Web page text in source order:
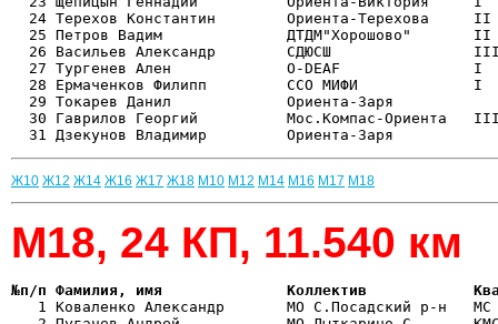
24 Терехов Константин        Ориента-Терехова
25 Петров Вадим              ДТДМ"Хорошово"
26 Васильев Александр        СДЮСШ
27 Тургенев Ален             O-DEAF
28 Ермаченков Филипп         ССО МИФИ
29 Токарев Данил             Ориента-Заря
30 Гаврилов Георгий          Мос.Компас-
Ж10 Ж12 Ж14 Ж16 Ж17 Ж18 М10 М12 М14 М16 М17 М18
М18, 24 КП, 11.540 км
№п/п Фамилия, имя              Коллектив            Квал
1 Коваленко Александр       МО С.Посадский р-